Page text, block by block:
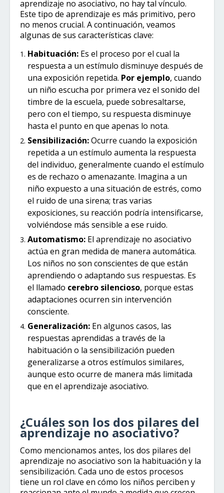
aprendizaje no asociativo, no hay tal vínculo.
Este tipo de aprendizaje es más primitivo, pero
no menos crucial. A continuación, veamos
algunas de sus características clave:
Habituación: Es el proceso por el cual la
respuesta a un estímulo disminuye después de
una exposición repetida. Por ejemplo, cuando
un niño escucha por primera vez el sonido del
timbre de la escuela, puede sobresaltarse,
pero con el tiempo, su respuesta disminuye
hasta el punto en que apenas lo nota.
Sensibilización:Ocurre cuando la exposición
repetida a un estímulo aumenta la respuesta
del individuo, generalmente cuando el estímulo
es de rechazo o amenazante. Imagina a un
niño expuesto a una situación de estrés, como
el ruido de una sirena; tras varias
exposiciones, su reacción podría intensificarse,
volviéndose más sensible a ese ruido.
Automatismo: El aprendizaje no asociativo
actúa en gran medida de manera automática.
Los niños no son conscientes de que están
aprendiendo o adaptando sus respuestas. Es
el llamado cerebro silencioso, porque estas
adaptaciones ocurren sin intervención
consciente.
Generalización: En algunos casos, las
respuestas aprendidas a través de la
habituación o la sensibilización pueden
generalizarse a otros estímulos similares,
aunque esto ocurre de manera más limitada
que en el aprendizaje asociativo.
¿Cuáles son los dos pilares del
aprendizaje no asociativo?
Como mencionamos antes, los dos pilares del
aprendizaje no asociativo son la habituación y la
sensibilización. Cada uno de estos procesos
tiene un rol clave en cómo los niños perciben y